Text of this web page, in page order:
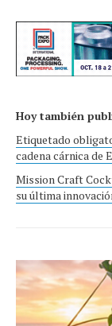
Hoy también
Etiquetado
cadena cárnica de
Mission Craft
su última